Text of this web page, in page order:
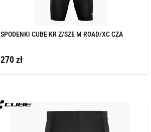
SPODENKI CUBE KR Z/SZE M ROAD/XC CZA
270 zł